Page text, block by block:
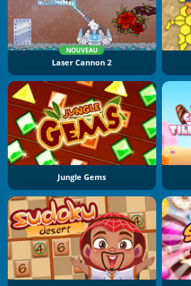
NOUVEAU
Laser Cannon 2
Jungle Gems